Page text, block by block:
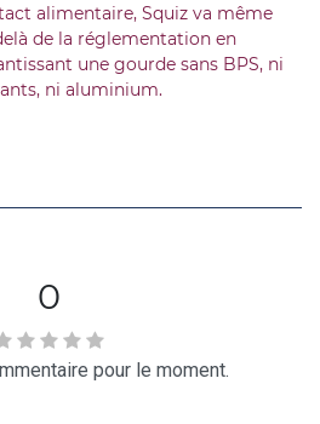
alimentaire, Squiz va même
de la réglementation en
une gourde sans BPS, ni
ni aluminium.
0
pour le moment.